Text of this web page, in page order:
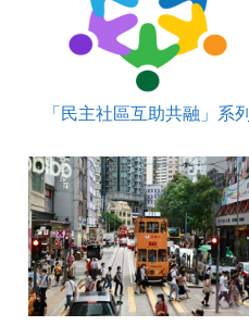
「民主社區互助共融」系列